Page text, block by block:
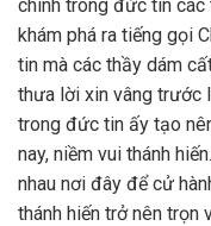
chính trong đức tin các
khám phá ra tiếng gọi
tin mà các thầy dám
thưa lời xin vâng trước
trong đức tin ấy tạo
nay, niềm vui thánh
nhau nơi đây để cử
thánh hiến trở nên